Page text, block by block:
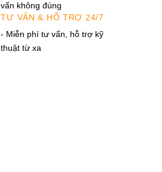
vấn không đúng
TƯ VẤN & HỖ TRỢ 24/7
- Miễn phí tư vấn, hỗ trợ kỹ
thuật từ xa